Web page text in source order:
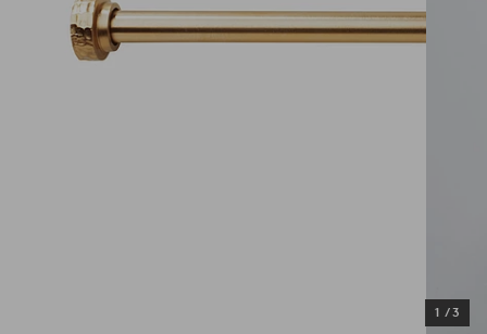
1 /3